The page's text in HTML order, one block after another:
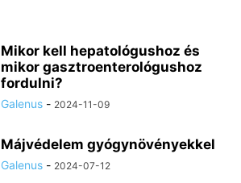
Mikor kell hepatológushoz és
mikor gasztroenterológushoz
fordulni?
Galenus - 2024-11-09
Májvédelem gyógynövényekkel
Galenus - 2024-07-12